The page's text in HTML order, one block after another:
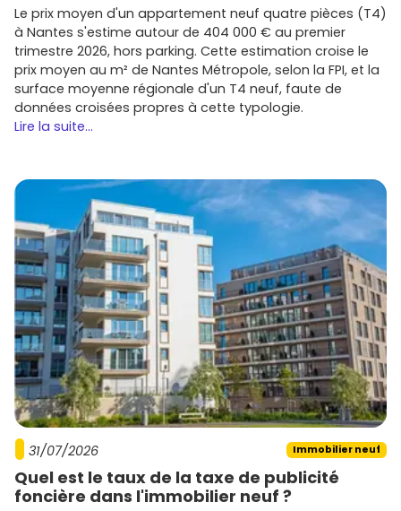
Le prix moyen d'un appartement neuf quatre pièces (T4)
à Nantes s'estime autour de 404 000 € au premier
trimestre 2026, hors parking. Cette estimation croise le
prix moyen au m² de Nantes Métropole, selon la FPI, et la
surface moyenne régionale d'un T4 neuf, faute de
données croisées propres à cette typologie.
Lire la suite...
31/07/2026 Immobilier neuf
Quel est le taux de la taxe de publicité
foncière dans l'immobilier neuf ?